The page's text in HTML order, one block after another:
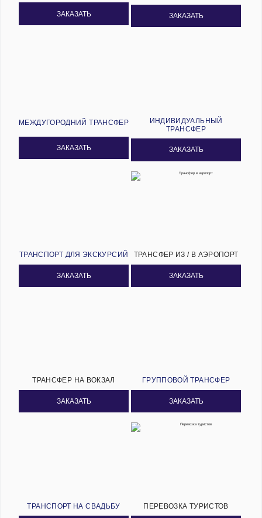
ЗАКАЗАТЬ ЗАКАЗАТЬ
МЕЖДУГОРОДНИЙ ТРАНСФЕР
ЗАКАЗАТЬ
ИНДИВИДУАЛЬНЫЙ
ТРАНСФЕР
ЗАКАЗАТЬ
ТРАНСПОРТ ДЛЯ ЭКСКУРСИЙ
ЗАКАЗАТЬ
ТРАНСФЕР ИЗ / В АЭРОПОРТ
ЗАКАЗАТЬ
ТРАНСФЕР НА ВОКЗАЛ
ЗАКАЗАТЬ
ГРУППОВОЙ ТРАНСФЕР
ЗАКАЗАТЬ
ТРАНСПОРТ НА СВАДЬБУ ПЕРЕВОЗКА ТУРИСТОВ